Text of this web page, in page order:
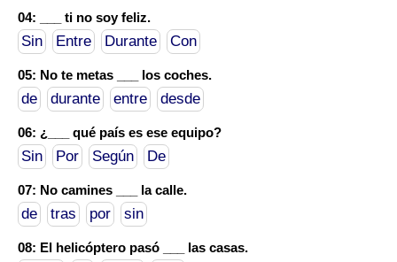
04: ___ ti no soy feliz.
Sin Entre Durante Con
05: No te metas ___ los coches.
de durante entre desde
06: ¿___ qué país es ese equipo?
Sin Por Según De
07: No camines ___ la calle.
de tras por sin
08: El helicóptero pasó ___ las casas.